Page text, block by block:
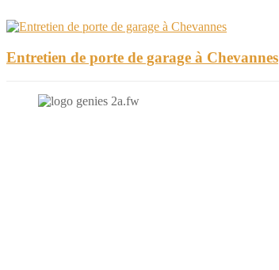
Entretien de porte de garage à Chevannes